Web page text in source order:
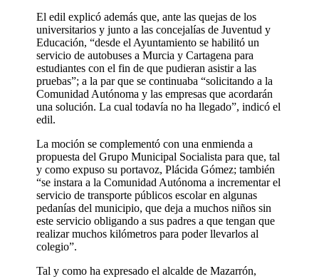
El edil explicó además que, ante las quejas de los
universitarios y junto a las concejalías de Juventud y
Educación, “desde el Ayuntamiento se habilitó un
servicio de autobuses a Murcia y Cartagena para
estudiantes con el fin de que pudieran asistir a las
pruebas”; a la par que se continuaba “solicitando a la
Comunidad Autónoma y las empresas que acordarán
una solución. La cual todavía no ha llegado”, indicó el
edil.
La moción se complementó con una enmienda a
propuesta del Grupo Municipal Socialista para que, tal
y como expuso su portavoz, Plácida Gómez; también
“se instara a la Comunidad Autónoma a incrementar el
servicio de transporte públicos escolar en algunas
pedanías del municipio, que deja a muchos niños sin
este servicio obligando a sus padres a que tengan que
realizar muchos kilómetros para poder llevarlos al
colegio”.
Tal y como ha expresado el alcalde de Mazarrón,